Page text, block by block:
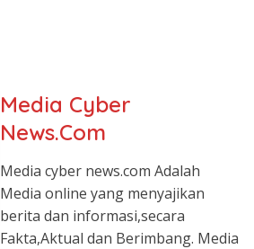
Media Cyber
News.Com
Media cyber news.com Adalah
Media online yang menyajikan
berita dan informasi,secara
Fakta,Aktual dan Berimbang. Media